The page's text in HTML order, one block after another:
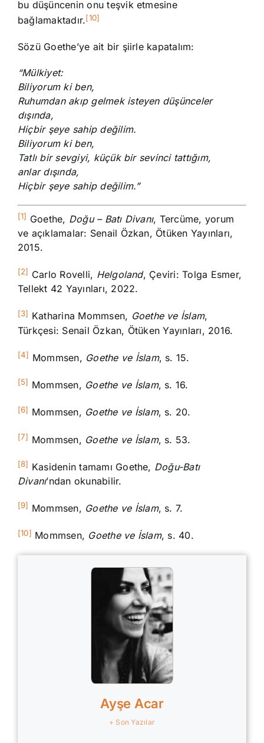
bu düşüncenin onu teşvik etmesine
bağlamaktadır.[10]
Sözü Goethe’ye ait bir şiirle kapatalım:
“Mülkiyet:
Biliyorum ki ben,
Ruhumdan akıp gelmek isteyen düşünceler
dışında,
Hiçbir şeye sahip değilim.
Biliyorum ki ben,
Tatlı bir sevgiyi, küçük bir sevinci tattığım,
anlar dışında,
Hiçbir şeye sahip değilim.”
[1] Goethe, Doğu – Batı Divanı, Tercüme, yorum
ve açıklamalar: Senail Özkan, Ötüken Yayınları,
2015.
[2] Carlo Rovelli, Helgoland, Çeviri: Tolga Esmer,
Tellekt 42 Yayınları, 2022.
[3] Katharina Mommsen, Goethe ve İslam,
Türkçesi: Senail Özkan, Ötüken Yayınları, 2016.
[4] Mommsen, Goethe ve İslam, s. 15.
[5] Mommsen, Goethe ve İslam, s. 16.
[6] Mommsen, Goethe ve İslam, s. 20.
[7] Mommsen, Goethe ve İslam, s. 53.
[8] Kasidenin tamamı Goethe, Doğu-Batı
Divanı’ndan okunabilir.
[9] Mommsen, Goethe ve İslam, s. 7.
[10] Mommsen, Goethe ve İslam, s. 40.
Ayşe Acar
+ Son Yazılar